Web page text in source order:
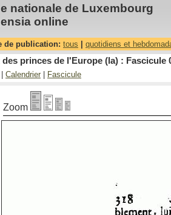
nationale de Luxembourg
online
de publication: tous quotidiens et
princes de l'Europe (la) : Fascicule
Calendrier Fascicule
Zoom